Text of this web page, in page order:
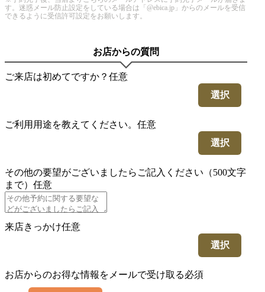
す。迷惑メール防止設定をしている場合は「@ebica.jp」からのメールを受信
できるように受信許可設定をお願いします。
お店からの質問
ご来店は初めてですか？ 任意
選択
ご利用用途を教えてください。 任意
選択
その他の要望がございましたらご記入ください（500文字
まで） 任意
来店きっかけ任意
選択
お店からのお得な情報をメールで受け取る必須